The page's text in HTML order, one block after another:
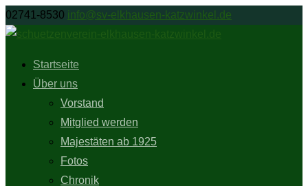
02741-8530 info@sv-elkhausen-katzwinkel.de
Startseite
Über uns
Vorstand
Mitglied werden
Majestäten ab 1925
Fotos
Chronik